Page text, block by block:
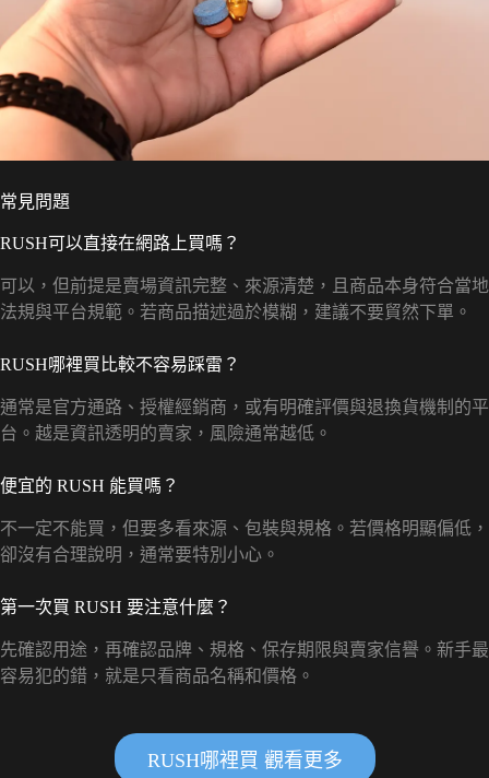
常見問題
RUSH可以直接在網路上買嗎？
可以，但前提是賣場資訊完整、來源清楚，且商品本身符合當地
法規與平台規範。若商品描述過於模糊，建議不要貿然下單。
RUSH哪裡買比較不容易踩雷？
通常是官方通路、授權經銷商，或有明確評價與退換貨機制的平
台。越是資訊透明的賣家，風險通常越低。
便宜的 RUSH 能買嗎？
不一定不能買，但要多看來源、包裝與規格。若價格明顯偏低，
卻沒有合理說明，通常要特別小心。
第一次買 RUSH 要注意什麼？
先確認用途，再確認品牌、規格、保存期限與賣家信譽。新手最
容易犯的錯，就是只看商品名稱和價格。
RUSH哪裡買 觀看更多